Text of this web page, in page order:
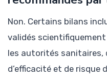
Non. Certains bilans
validés
les autorités sanitaires,
d’efficacité et de risque